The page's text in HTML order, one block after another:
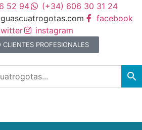
52 94
(+34) 606 30 31 24
facebook
instagram
CLIENTES PROFESIONALES